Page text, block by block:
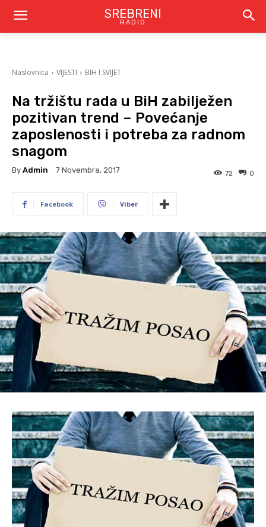
SREBRENI
RADIO
Naslovnica VIJESTI BIH I SVIJET
Na tržištu rada u BiH zabilježen
pozitivan trend – Povećanje
zaposlenosti i potreba za radnom
snagom
By Admin 7 Novembra, 2017 0
72
Facebook Viber